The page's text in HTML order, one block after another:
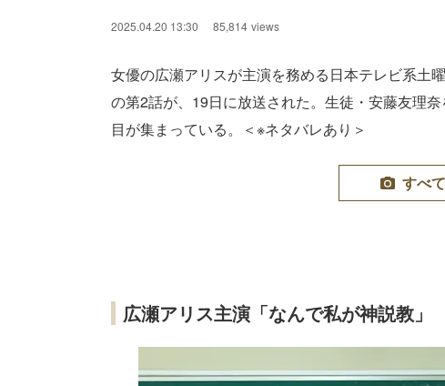
2025.04.20 13:30 85,814 views
女優の広瀬アリスが主演を務める日本テレビ系土
の第2話が、19日に放送された。生徒・安藤友理
目が集まっている。＜※ネタバレあり＞
すべ
広瀬アリス主演「なんで私が神説教」